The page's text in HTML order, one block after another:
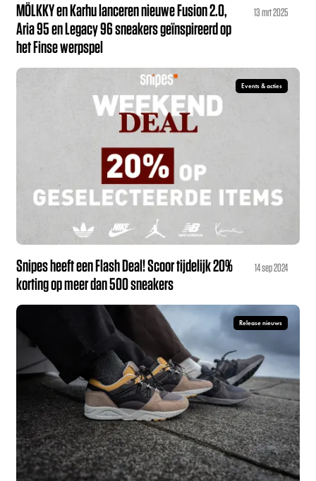
MÖLKKY en Karhu lanceren nieuwe Fusion 2.0,
Aria 95 en Legacy 96 sneakers geïnspireerd op
het Finse werpspel
13 mrt 2025
Events & acties
Snipes heeft een Flash Deal! Scoor tijdelijk 20%
korting op meer dan 500 sneakers
14 sep 2024
Release nieuws